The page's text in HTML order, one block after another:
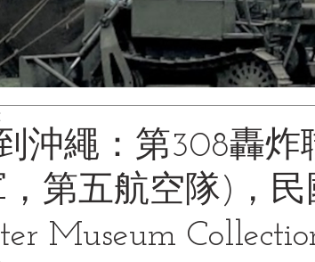
沖繩：第308轟炸
第五航空隊)，民
Museum